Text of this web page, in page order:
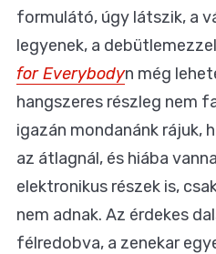
formulátó, úgy látszik, a
legyenek, a
for Everybodyn még
hangszeres részleg nem
igazán mondanánk rájuk,
az átlagnál, és hiába
elektronikus részek is,
nem adnak. Az érdekes
félredobva, a zenekar